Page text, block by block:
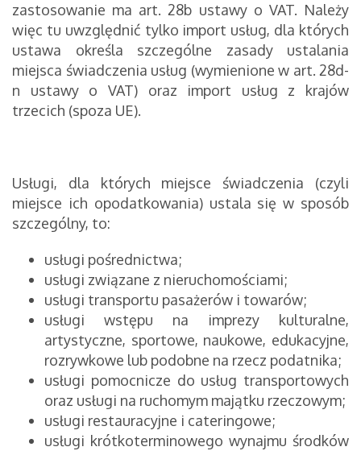
zastosowanie ma art. 28b ustawy o VAT. Należy
więc tu uwzględnić tylko import usług, dla których
ustawa określa szczególne zasady ustalania
miejsca świadczenia usług (wymienione w art. 28d-
n ustawy o VAT) oraz import usług z krajów
trzecich (spoza UE).
Usługi, dla których miejsce świadczenia (czyli
miejsce ich opodatkowania) ustala się w sposób
szczególny, to:
usługi pośrednictwa;
usługi związane z nieruchomościami;
usługi transportu pasażerów i towarów;
usługi wstępu na imprezy kulturalne,
artystyczne, sportowe, naukowe, edukacyjne,
rozrywkowe lub podobne na rzecz podatnika;
usługi pomocnicze do usług transportowych
oraz usługi na ruchomym majątku rzeczowym;
usługi restauracyjne i cateringowe;
usługi krótkoterminowego wynajmu środków